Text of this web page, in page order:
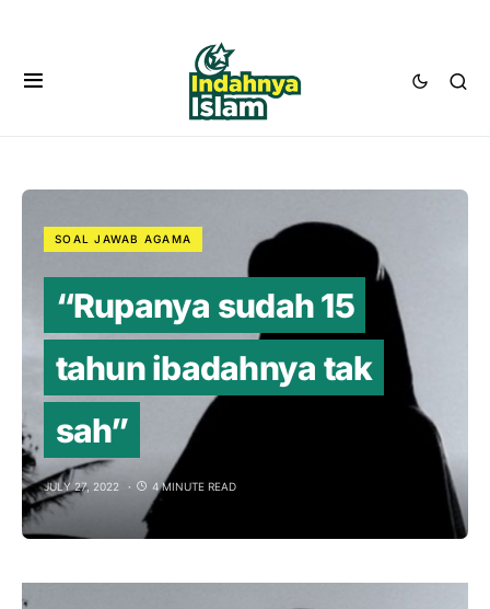
SOAL JAWAB AGAMA
“Rupanya sudah 15
tahun ibadahnya tak
sah”
JULY 27, 2022 4 MINUTE READ